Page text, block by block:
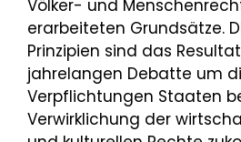
Völker- und
erarbeiteten Grundsätze.
Prinzipien sind das
jahrelangen Debatte um
Verpflichtungen Staaten
Verwirklichung der